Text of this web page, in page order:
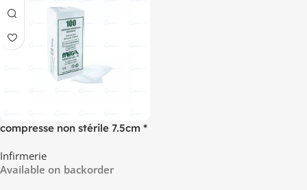
compresse non stérile 7.5cm *
Infirmerie
Available on backorder